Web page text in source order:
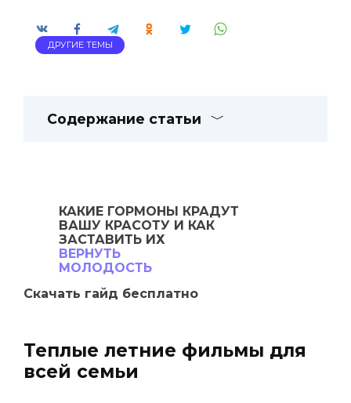
ДРУГИЕ ТЕМЫ
Содержание статьи
КАКИЕ ГОРМОНЫ
КРАДУТ
ВАШУ КРАСОТУ И КАК
ЗАСТАВИТЬ ИХ
ВЕРНУТЬ
МОЛОДОСТЬ
Скачать гайд бесплатно
Теплые летние фильмы для
всей семьи